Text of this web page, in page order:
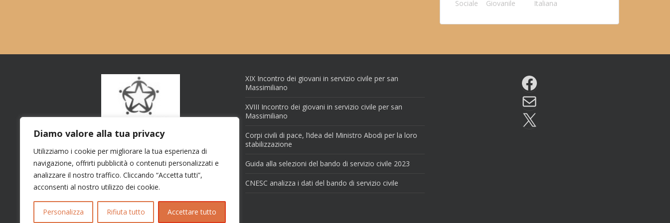
Diamo valore alla tua privacy
Utilizziamo i cookie per migliorare la tua esperienza di
navigazione, offrirti pubblicità o contenuti personalizzati e
analizzare il nostro traffico. Cliccando “Accetta tutti”,
acconsenti al nostro utilizzo dei cookie.
Personalizza Rifiuta tutto Accettare tutto
Sociale
Giovanile
Italiana
XIX Incontro dei giovani in servizio civile per san
Massimiliano
XVIII Incontro dei giovani in servizio civile per san
Massimiliano
Corpi civili di pace, l’idea del Ministro Abodi per la loro
stabilizzazione
Guida alla selezioni del bando di servizio civile 2023
CNESC analizza i dati del bando di servizio civile
Facebook
Email
X